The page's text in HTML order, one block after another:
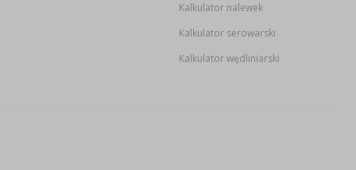
Kalkulator nalewek
Kalkulator serowarski
Kalkulator wędliniarski